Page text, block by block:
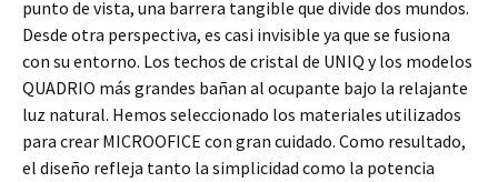
punto de vista, una barrera tangible que divide dos mundos.
Desde otra perspectiva, es casi invisible ya que se fusiona
con su entorno. Los techos de cristal de UNIQ y los modelos
QUADRIO más grandes bañan al ocupante bajo la relajante
luz natural. Hemos seleccionado los materiales utilizados
para crear MICROOFICE con gran cuidado. Como resultado,
el diseño refleja tanto la simplicidad como la potencia